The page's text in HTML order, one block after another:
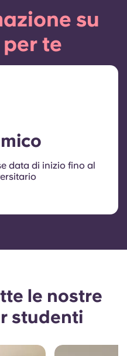
su
te
data di inizio fino al
le nostre
studenti